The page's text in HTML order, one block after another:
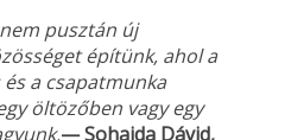
pusztán új
építünk, ahol a
a csapatmunka
öltözőben vagy egy
— Sohajda Dávid,